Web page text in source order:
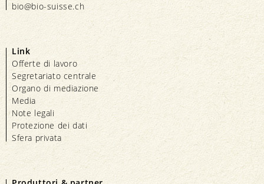
bio@bio-suisse.ch
Link
Offerte di lavoro
Segretariato centrale
Organo di mediazione
Media
Note legali
Protezione dei dati
Sfera privata